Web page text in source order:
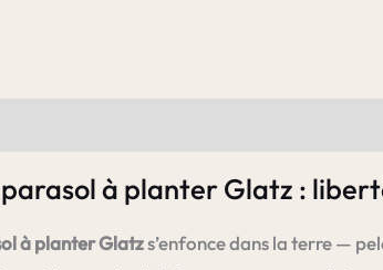
à planter Glatz :
à planter Glatzs’enfonce dans la terre —